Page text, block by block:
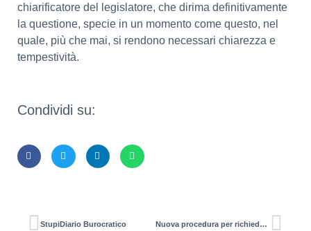
chiarificatore del legislatore, che dirima definitivamente
la questione, specie in un momento come questo, nel
quale, più che mai, si rendono necessari chiarezza e
tempestività.
Condividi su:
StupiDiario Burocratico Nuova procedura per richiedere Reddito e Pensione di cittadinanza